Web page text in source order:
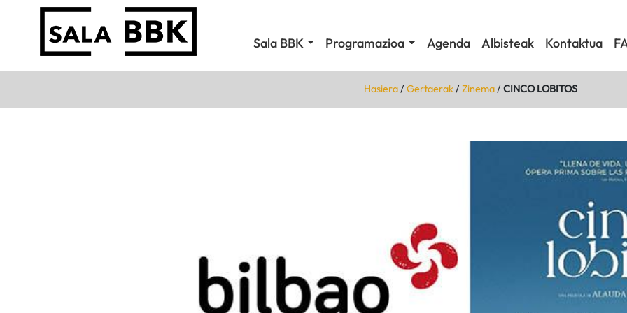
Sala BBK Programazioa Agenda Albisteak Kontaktua
Hasiera/Gertaerak/Zinema/CINCO LOBITOS